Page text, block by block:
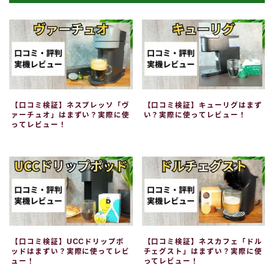
【口コミ検証】ネスプレッソ「ヴ
ァーチュオ」はまずい？実際に使
ってレビュー！
【口コミ検証】キューリグはまず
い？実際に使ってレビュー！
【口コミ検証】UCCドリップポ
ッドはまずい？実際に使ってレビ
ュー！
【口コミ検証】ネスカフェ「ドル
チェグスト」はまずい？実際に使
ってレビュー！